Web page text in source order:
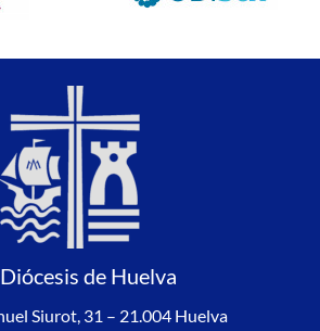
de Huelva
Siurot, 31 – 21.004 Huelva